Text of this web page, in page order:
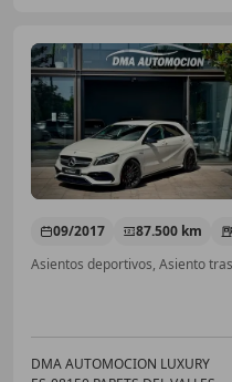
09/2017 87.500 km
DMA AUTOMOCION LUXURY